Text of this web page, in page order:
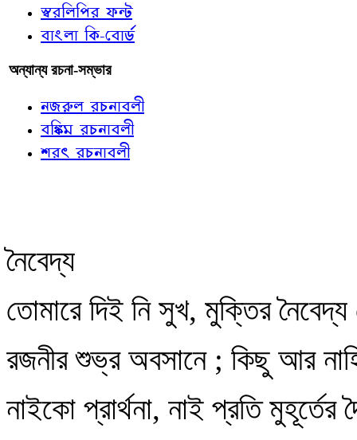
স্বরলিপির ফন্ট
বাংলা কি-বোর্ড
অন্যান্য রচনা-সম্ভার
নজরুল রচনাবলী
বঙ্কিম রচনাবলী
শরৎ রচনাবলী
নৈবেদ্য
তোমারে দিই নি সুখ, মুক্তির নৈবেদ্য
রজনীর শুভ্র অবসানে ; কিছু আর
নাইকো প্রার্থনা, নাই প্রতি মুহূর্তের